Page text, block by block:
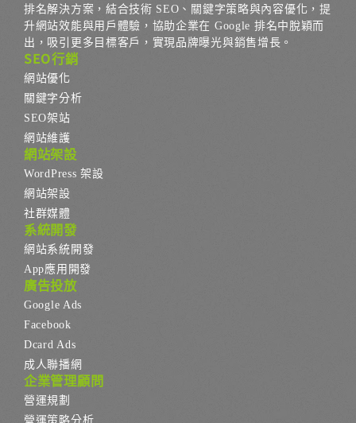
排名解決方案，結合技術 SEO、關鍵字策略與內容優化，提
升網站效能與用戶體驗，協助企業在 Google 排名中脫穎而
出，吸引更多目標客戶，實現品牌曝光與銷售增長。
SEO行銷
網站優化
關鍵字分析
SEO架站
網站維護
網站架設
WordPress 架設
網站架設
社群媒體
系統開發
網站系統開發
App應用開發
廣告投放
Google Ads
Facebook
Dcard Ads
成人聯播網
企業管理顧問
營運規劃
營運策略分析